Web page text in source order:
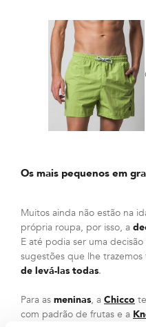
Os mais pequenos em
Muitos ainda não estão na
própria roupa, por isso, a
E até podia ser uma
sugestões que lhe
de levá-las todas.
Para as meninas, a Chicco
com padrão de frutas e a